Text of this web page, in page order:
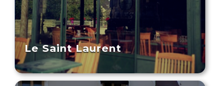
Le Saint Laurent